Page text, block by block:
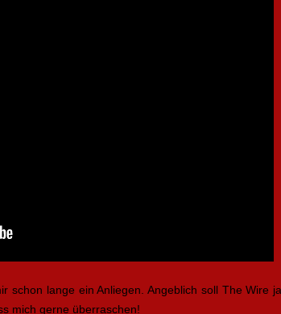
schon lange ein Anliegen. Angeblich soll The Wire ja
mich gerne überraschen!